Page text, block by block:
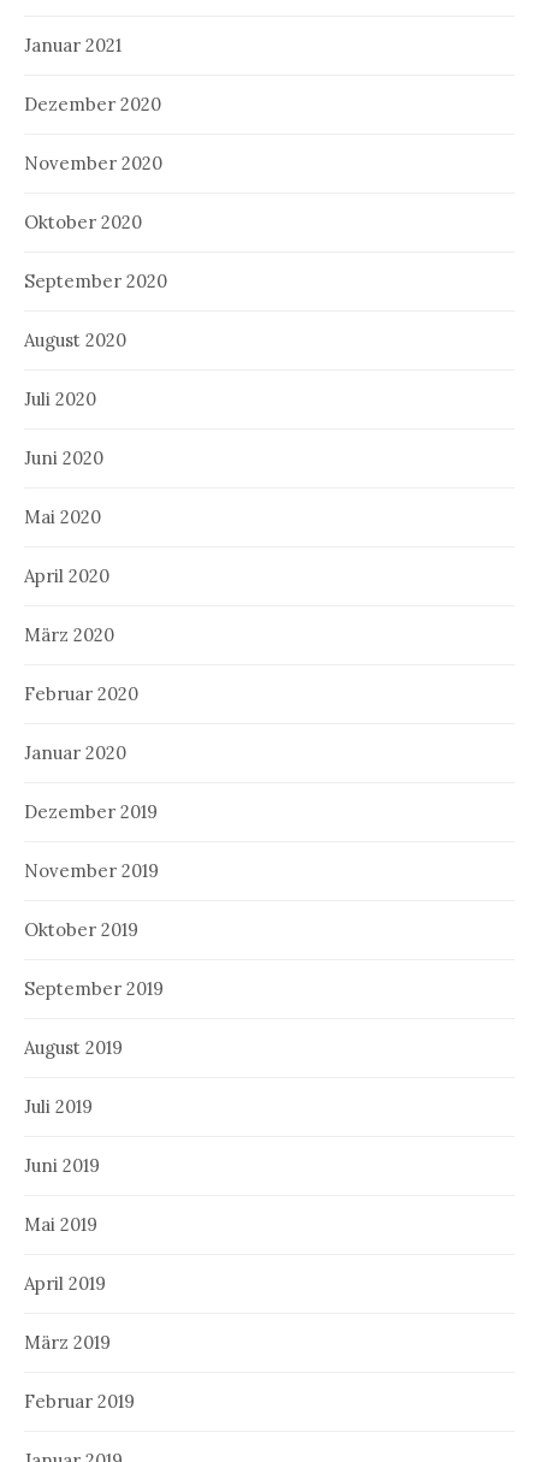
Januar 2021
Dezember 2020
November 2020
Oktober 2020
September 2020
August 2020
Juli 2020
Juni 2020
Mai 2020
April 2020
März 2020
Februar 2020
Januar 2020
Dezember 2019
November 2019
Oktober 2019
September 2019
August 2019
Juli 2019
Juni 2019
Mai 2019
April 2019
März 2019
Februar 2019